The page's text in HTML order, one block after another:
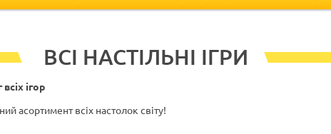
ВСІ НАСТІЛЬНІ ІГРИ
ігор
асортимент всіх настолок світу!